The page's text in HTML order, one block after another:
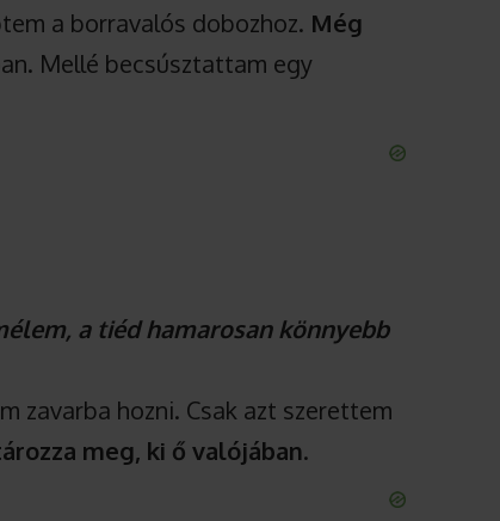
a borravalós dobozhoz. Még
Mellé becsúsztattam egy
a tiéd hamarosan könnyebb
zavarba hozni. Csak azt szerettem
meg, ki ő valójában.